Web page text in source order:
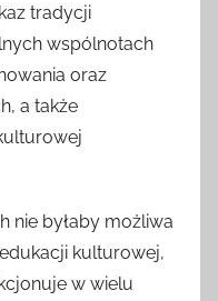
tradycji
wspólnotach
oraz
a także
nie byłaby możliwa
kulturowej,
w wielu